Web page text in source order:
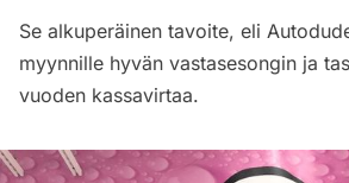
Se alkuperäinen tavoite, eli
myynnille hyvän vastasesongin ja
vuoden kassavirtaa.